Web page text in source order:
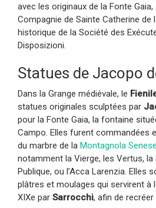
avec les originaux de la Fonte Gaia,
Compagnie de Sainte Catherine de
historique de la Société des
Disposizioni.
Statues de Jacopo
Dans la Grange médiévale, le
statues originales sculptées par
pour la Fonte Gaia, la fontaine
Campo. Elles furent commandées
du marbre de la Montagnola Senese
notamment la Vierge, les Vertus, la
Publique, ou l’Acca Larenzia. Elles
plâtres et moulages qui servirent à
XIXe par Sarrocchi, afin de